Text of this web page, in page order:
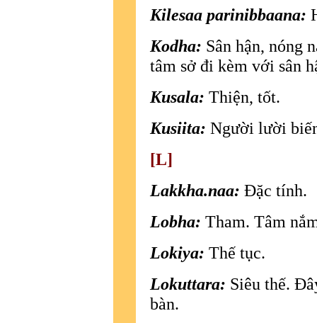
Kilesaa parinibbaana:
Kodha: Sân hận, nóng
tâm sở đi kèm với sân
Kusala: Thiện, tốt.
Kusiita: Người lười
[L]
Lakkha.naa: Ðặc tính.
Lobha: Tham. Tâm
Lokiya: Thế tục.
Lokuttara: Siêu thế.
bàn.